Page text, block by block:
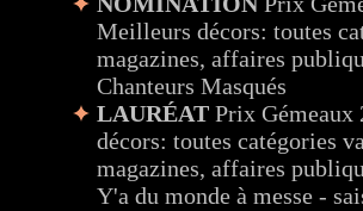
Meilleurs décors: toutes
magazines, affaires
Chanteurs Masqués
LAURÉATPrix Gémeaux
décors: toutes catégories
magazines, affaires
Y'a du monde à messe -